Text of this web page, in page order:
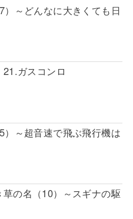
）～どんなに大きくても日
21.ガスコンロ
）～超音速で飛ぶ飛行機は
の名（10）～スギナの駆